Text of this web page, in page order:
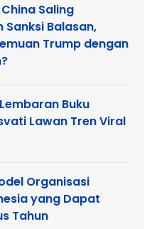
Saling
Sanksi Balasan,
Trump dengan
Buku
Lawan Tren Viral
Organisasi
yang Dapat
Tahun